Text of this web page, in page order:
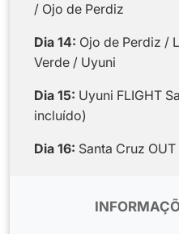
/ Ojo de Perdiz
Dia 14: Ojo de Perdiz /
Verde / Uyuni
Dia 15: Uyuni FLIGHT
incluído)
Dia 16: Santa Cruz OUT